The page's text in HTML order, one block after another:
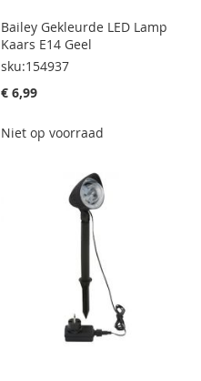
Bailey Gekleurde LED Lamp
Kaars E14 Geel
sku:154937
€ 6,99
Niet op voorraad